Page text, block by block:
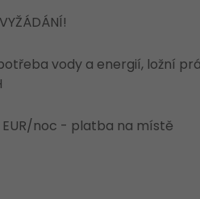
vody a energií, ložní
EUR/noc - platba na místě